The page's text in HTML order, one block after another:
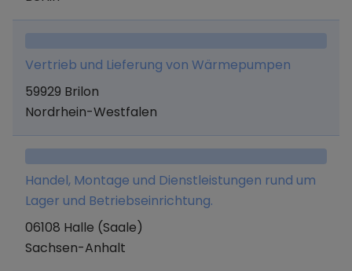
und internationalen Bereich sowie die
Bereichen Logistik,
technischem Einkauf, - die exklusive
Repräsentation und Vertretung von Fliesen- und
Sanitärartikelherstellern.
Vertrieb und Lieferung von Wärmepumpen
59929 Brilon
Nordrhein-Westfalen
Handel, Montage und Dienstleistungen rund um
Lager und Betriebseinrichtung.
06108 Halle (Saale)
Sachsen-Anhalt